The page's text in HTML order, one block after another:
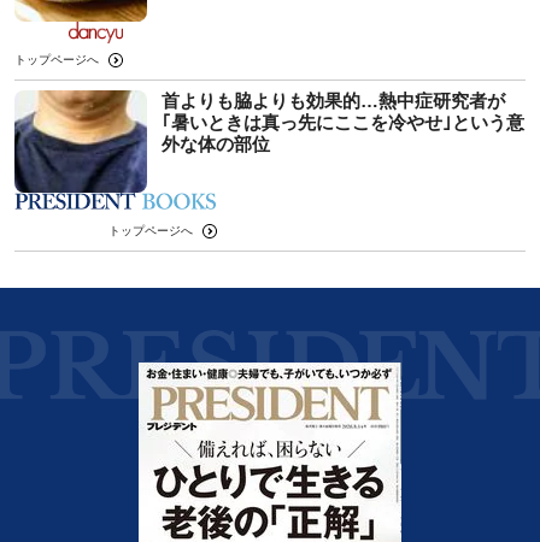
トップページへ
首よりも脇よりも効果的…熱中症研究者が
｢暑いときは真っ先にここを冷やせ｣という意
外な体の部位
トップページへ